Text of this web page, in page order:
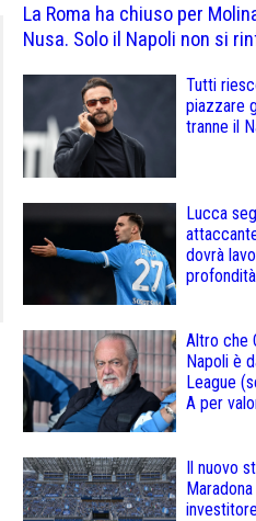
La Roma ha chiuso per
Nusa. Solo il Napoli non si
Tutti
piazzare
tranne il
Lucca
dovrà
profondità
Altro che
Napoli è
League
A per
Il nuovo